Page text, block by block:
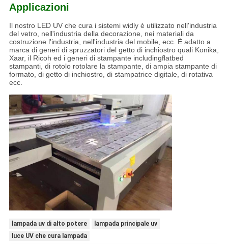
Applicazioni
Il nostro LED UV che cura i sistemi widly è utilizzato nell'industria
del vetro, nell'industria della decorazione, nei materiali da
costruzione l'industria, nell'industria del mobile, ecc. È adatto a
marca di generi di spruzzatori del getto di inchiostro quali Konika,
Xaar, il Ricoh ed i generi di stampante includingflatbed
stampanti, di rotolo rotolare la stampante, di ampia stampante di
formato, di getto di inchiostro, di stampatrice digitale, di rotativa
ecc.
lampada uv di alto potere
lampada principale uv
luce UV che cura lampada